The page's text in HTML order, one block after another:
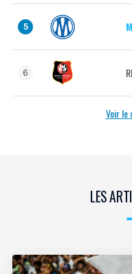
5
6
Voir le
LES